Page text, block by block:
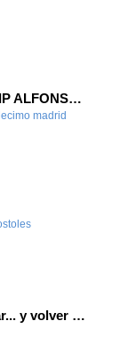
READY,STEADY, GO! CEIP ALFONSO X EL SABIO
madrid
-
Modelar, modelar, modelar... y volver a modelar